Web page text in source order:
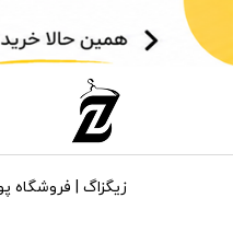
زیگزاگ | فروشگاه